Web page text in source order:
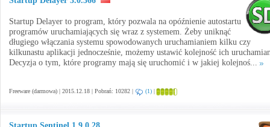
Startup Delayer to program, który pozwala na opóźnienie autostartu
programów uruchamiających się wraz z systemem. Żeby uniknąć
długiego włączania systemu spowodowanych uruchamianiem kilku czy
kilkunastu aplikacji jednocześnie, możemy ustawić kolejność ich
Decyzja o tym, które programy mają się uruchomić i w jakiej kolejnoś...
Freeware (darmowa) | 2015.12.18 | Pobrań: 10282 | (1) |